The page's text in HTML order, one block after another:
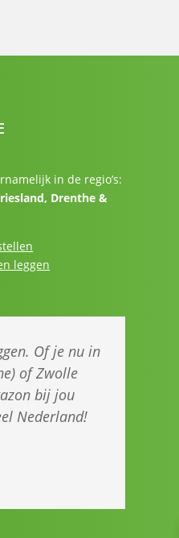
in de regio’s:
Drenthe &
leggen
Of je nu in
of Zwolle
bij jou
Nederland!